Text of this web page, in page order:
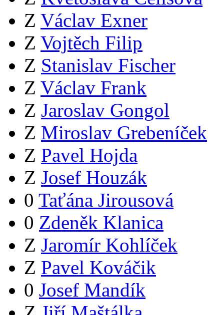
Z Václav Exner
Z Vojtěch Filip
Z Stanislav Fischer
Z Václav Frank
Z Jaroslav Gongol
Z Miroslav Grebeníček
Z Pavel Hojda
Z Josef Houzák
0 Taťána Jirousová
0 Zdeněk Klanica
Z Jaromír Kohlíček
Z Pavel Kováčik
0 Josef Mandík